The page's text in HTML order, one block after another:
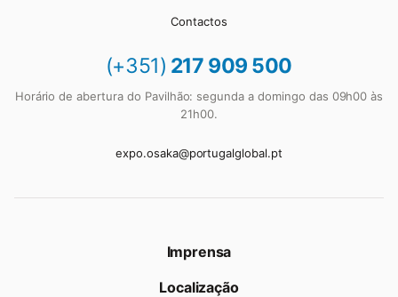
Contactos
(+351) 217 909 500
Horário de abertura do Pavilhão: segunda a domingo das 09h00 às
21h00.
expo.osaka@portugalglobal.pt
Imprensa
Localização